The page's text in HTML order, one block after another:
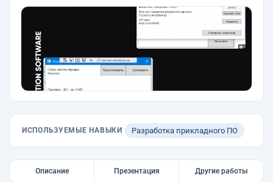
ИСПОЛЬЗУЕМЫЕ НАВЫКИ Разработка прикладного ПО
Описание Презентация Другие работы